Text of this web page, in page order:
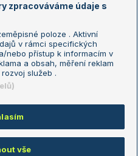
Nastavení soukromí
o zpracování osobních
Využíváme zpravodajství ČTK.
zpracováváme údaje s
poloze . Aktivní
v rámci specifických
nebo přístup k informacím v
a obsah, měření reklam
služeb .
vše